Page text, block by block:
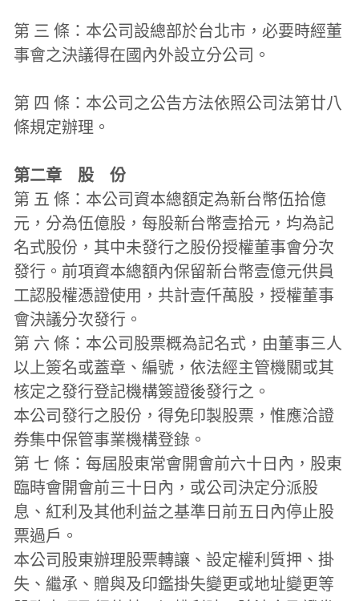
第 三 條：本公司設總部於台北市，必要時經董
事會之決議得在國內外設立分公司。
第 四 條：本公司之公告方法依照公司法第廿八
條規定辦理。
第二章　股　份
第 五 條：本公司資本總額定為新台幣伍拾億
元，分為伍億股，每股新台幣壹拾元，均為記
名式股份，其中未發行之股份授權董事會分次
發行。前項資本總額內保留新台幣壹億元供員
工認股權憑證使用，共計壹仟萬股，授權董事
會決議分次發行。
第 六 條：本公司股票概為記名式，由董事三人
以上簽名或蓋章、編號，依法經主管機關或其
核定之發行登記機構簽證後發行之。
本公司發行之股份，得免印製股票，惟應洽證
券集中保管事業機構登錄。
第 七 條：每屆股東常會開會前六十日內，股東
臨時會開會前三十日內，或公司決定分派股
息、紅利及其他利益之基準日前五日內停止股
票過戶。
本公司股東辦理股票轉讓、設定權利質押、掛
失、繼承、贈與及印鑑掛失變更或地址變更等